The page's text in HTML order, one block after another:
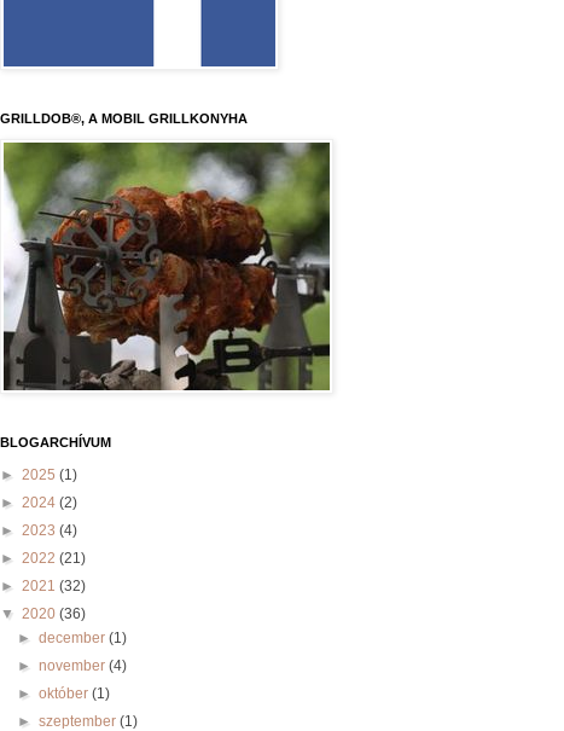
GRILLDOB®, A MOBIL GRILLKONYHA
BLOGARCHÍVUM
► 2025 (1)
► 2024 (2)
► 2023 (4)
► 2022 (21)
► 2021 (32)
▼ 2020 (36)
►december(1)
►november(4)
►október(1)
►szeptember(1)